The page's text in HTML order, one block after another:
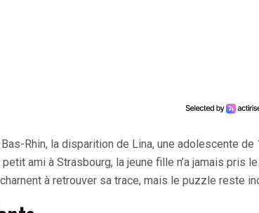
Rhin, la disparition de Lina, une adolescente
ami à Strasbourg, la jeune fille n’a jamais pris
à retrouver sa trace, mais le puzzle reste